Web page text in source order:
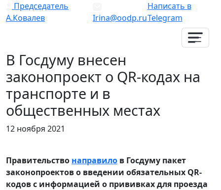
Председатель
А.Ковалев
Irina@oodp.ru
Написать в
Telegram
В Госдуму внесен
законопроект о QR-кодах на
транспорте и в
общественных местах
12 ноября 2021
Правительство направило в Госдуму пакет
законопроектов о введении обязательных QR-
кодов с информацией о прививках для проезда